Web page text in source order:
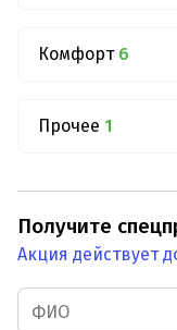
Комфорт 6
Прочее 1
Получите
Акция действует